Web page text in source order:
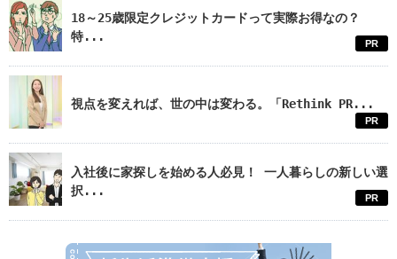
18～25歳限定クレジットカードって実際お得なの？
特...
PR
視点を変えれば、世の中は変わる。「Rethink PR...
PR
入社後に家探しを始める人必見！ 一人暮らしの新しい選
択...
PR